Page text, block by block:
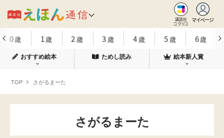
講談社
コクリコ
マイページ
0歳 1歳 2 歳 3歳 4歳 5歳 6歳
おすすめ絵本 ためし読み 絵本新人賞
TOP さがるまーた
さがるまーた